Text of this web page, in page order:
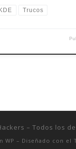
KDE Trucos
– Todos los
WP – Diseñado con el